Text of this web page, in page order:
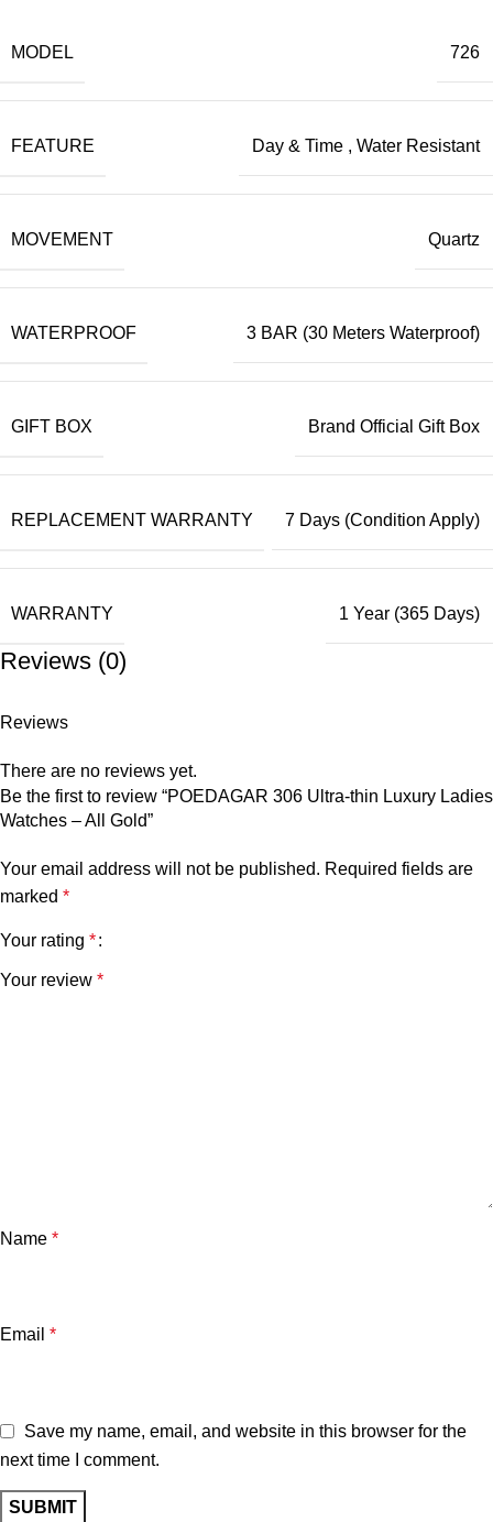
MODEL 726
FEATURE Day & Time , Water Resistant
MOVEMENT Quartz
WATERPROOF 3 BAR (30 Meters Waterproof)
GIFT BOX Brand Official Gift Box
REPLACEMENT WARRANTY 7 Days (Condition Apply)
WARRANTY 1 Year (365 Days)
Reviews (0)
Reviews
There are no reviews yet.
Be the first to review “POEDAGAR 306 Ultra-thin Luxury Ladies
Watches – All Gold”
Your email address will not be published. Required fields are
marked *
Your rating *
Your review *
Name *
Email *
Save my name, email, and website in this browser for the
next time I comment.